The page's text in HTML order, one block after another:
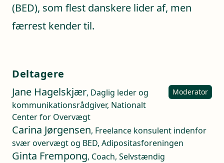
(BED), som flest danskere lider af, men
færrest kender til.
Deltagere
Jane Hagelskjær, Daglig leder og
kommunikationsrådgiver, Nationalt
Center for Overvægt
Moderator
Carina Jørgensen, Freelance konsulent indenfor
svær overvægt og BED, Adipositasforeningen
Ginta Frempong, Coach, Selvstændig